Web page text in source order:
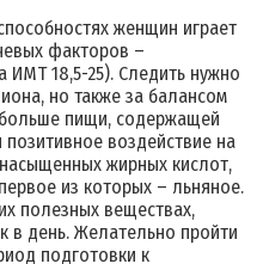
женщин играет
факторов –
ИМТ 18,5-25). Следить нужно
но также за балансом
пищи, содержащей
воздействие на
жирных кислот,
из которых – льняное.
полезных веществах,
в день. Желательно пройти
подготовки к